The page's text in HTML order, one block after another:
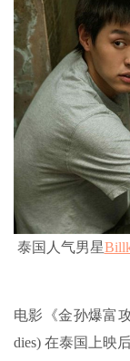
泰国人气男星
电影《金孙爆富攻
dies) 在泰国上映